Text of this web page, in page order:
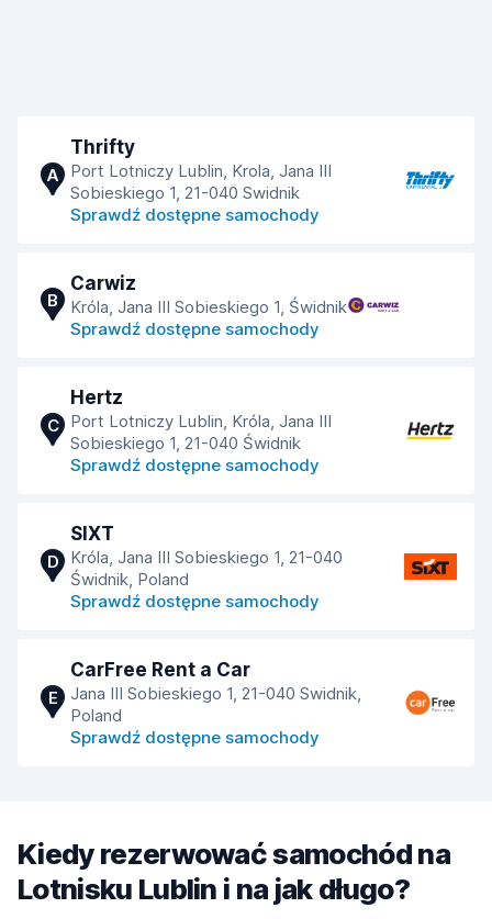
A
Thrifty
Port Lotniczy Lublin, Krola, Jana III
Sobieskiego 1, 21-040 Swidnik
Sprawdź dostępne samochody
B
Carwiz
Króla, Jana III Sobieskiego 1, Świdnik
Sprawdź dostępne samochody
C
Hertz
Port Lotniczy Lublin, Króla, Jana III
Sobieskiego 1, 21-040 Świdnik
Sprawdź dostępne samochody
D
SIXT
Króla, Jana III Sobieskiego 1, 21-040
Świdnik, Poland
Sprawdź dostępne samochody
E
CarFree Rent a Car
Jana III Sobieskiego 1, 21-040 Swidnik,
Poland
Sprawdź dostępne samochody
Kiedy rezerwować samochód na
Lotnisku Lublin i na jak długo?